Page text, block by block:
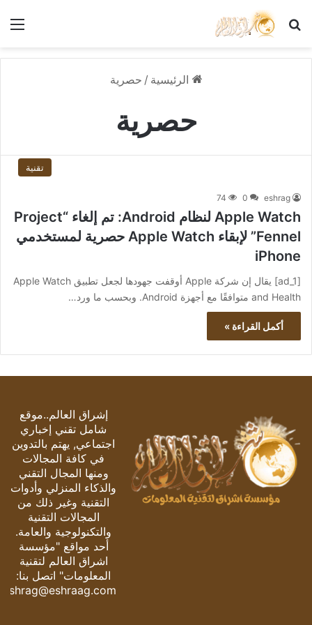
بحث عن
الرئيسية / حصرية
حصرية
تقنية
eshrag
0
74
Apple Watch لنظام Android: تم إلغاء “Project
Fennel” لإبقاء Apple Watch حصرية لمستخدمي
iPhone
[ad_1] يقال إن شركة Apple أوقفت جهودها لجعل تطبيق Apple Watch
and Health متوافقًا مع أجهزة Android. وبحسب ما ورد…
أكمل القراءة »
إشراق العالم..موقع
شامل تقني إخباري
اجتماعي, يهتم بالتدوين
في كافة المجالات
ومنها المجال التقني
والذكاء المنزلي وأدوات
التقنية وغير ذلك من
المجالات التقنية
والتكنولوجية والعامة.
أحد مواقع "مؤسسة
اشراق العالم لتقنية
المعلومات" اتصل بنا:
eshrag@eshraag.com